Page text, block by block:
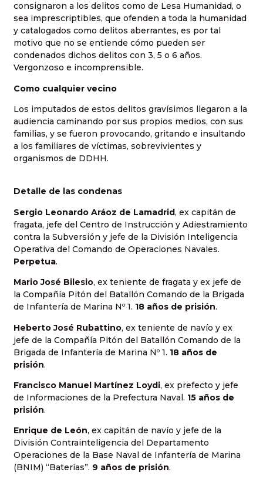
consignaron a los delitos como de Lesa Humanidad, o
sea imprescriptibles, que ofenden a toda la humanidad
y catalogados como delitos aberrantes, es por tal
motivo que no se entiende cómo pueden ser
condenados dichos delitos con 3, 5 o 6 años.
Vergonzoso e incomprensible.
Como cualquier vecino
Los imputados de estos delitos gravísimos llegaron a la
audiencia caminando por sus propios medios, con sus
familias, y se fueron provocando, gritando e insultando
a los familiares de víctimas, sobrevivientes y
organismos de DDHH.
Detalle de las condenas
Sergio Leonardo Aráoz de Lamadrid, ex capitán de
fragata, jefe del Centro de Instrucción y Adiestramiento
contra la Subversión y jefe de la División Inteligencia
Operativa del Comando de Operaciones Navales.
Perpetua.
Mario José Bilesio, ex teniente de fragata y ex jefe de
la Compañía Pitón del Batallón Comando de la Brigada
de Infantería de Marina Nº 1. 18 años de prisión.
Heberto José Rubattino, ex teniente de navío y ex
jefe de la Compañía Pitón del Batallón Comando de la
Brigada de Infantería de Marina Nº 1. 18 años de
prisión.
Francisco Manuel Martínez Loydi, ex prefecto y jefe
de Informaciones de la Prefectura Naval. 15 años de
prisión.
Enrique de León, ex capitán de navío y jefe de la
División Contrainteligencia del Departamento
Operaciones de la Base Naval de Infantería de Marina
(BNIM) “Baterías”. 9 años de prisión.